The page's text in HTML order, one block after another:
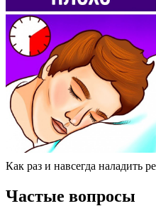
Как раз и навсегда наладить
Частые вопросы